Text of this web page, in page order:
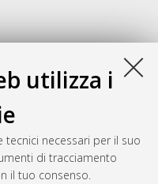
utilizza i
necessari per il suo
di tracciamento
il tuo consenso.